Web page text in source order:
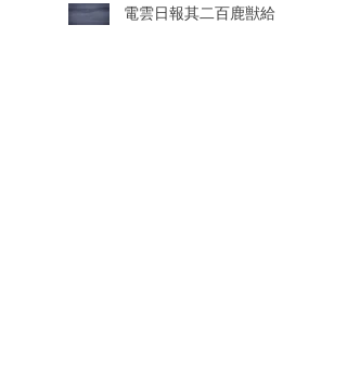
電雲日報其二百鹿獣給